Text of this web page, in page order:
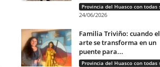
24/06/2026
Familia Triviño: cuando el
arte se transforma en un
puente para...